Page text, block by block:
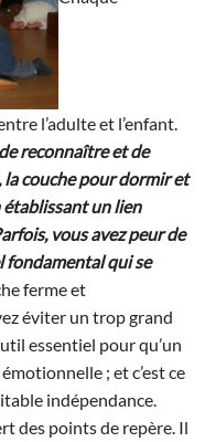
l’adulte et l’enfant.
reconnaître et de
couche pour dormir et
un lien
vous avez peur de
fondamental qui se
ferme et
éviter un trop grand
essentiel pour qu’un
; et c’est ce
indépendance.
des points de repère. Il